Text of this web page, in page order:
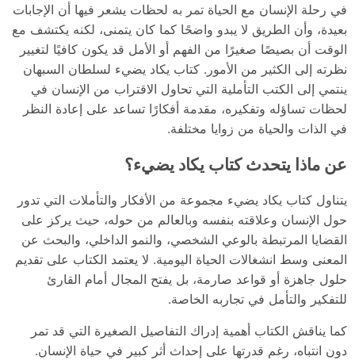
في رحلة الإنسان مع الحياة تمر به لحظات يشعر فيها أن الإجابات
بعيدة، وأن الطريق لا يبدو واضحًا كما كان يتمنى، لكنه يكتشف مع
الوقت أن بصيصًا صغيرًا من الفهم أو الأمل قد يكون كافيًا لتغيير
نظرته إلى الكثير من الأمور. كتاب يكاد يضيء لسلطان السبهان
ينتمي إلى الكتب التأملية التي تحاول الاقتراب من الإنسان في
لحظات تساؤله وتفكيره، مقدمة أفكارًا تساعد على إعادة النظر
في الذات والحياة من زوايا مختلفة.
عن ماذا يتحدث كتاب يكاد يضيء؟
يتناول كتاب يكاد يضيء مجموعة من الأفكار والتأملات التي تدور
حول الإنسان وعلاقته بنفسه وبالعالم من حوله، حيث يركز على
القضايا المرتبطة بالوعي الشخصي، والنمو الداخلي، والبحث عن
المعنى وسط انشغالات الحياة اليومية. لا يعتمد الكتاب على تقديم
حلول جاهزة أو قواعد صارمة، بل يفتح المجال أمام القارئ
للتفكير والتأمل في تجاربه الخاصة.
كما يناقش الكتاب أهمية إدراك التفاصيل الصغيرة التي قد تمر
دون انتباه، رغم قدرتها على إحداث أثر كبير في حياة الإنسان.